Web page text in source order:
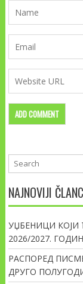
NAJNOVIJI
УЏБЕНИЦИ КОЈИ
2026/2027.
РАСПОРЕД
ДРУГО